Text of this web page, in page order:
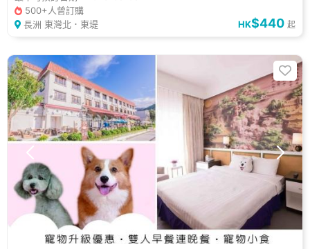
500+人曾訂購
長洲 東灣北．東堤
HK$440 起